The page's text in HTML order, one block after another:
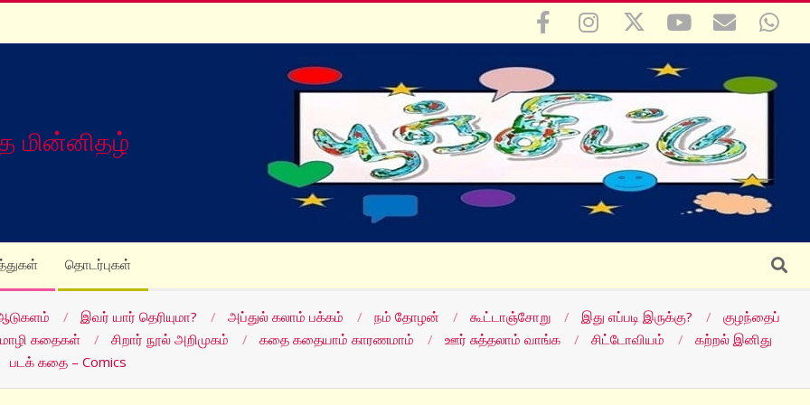
மின்னிதழ்
தொடர்புகள் Search
இவர் யார் தெரியுமா? அப்துல் கலாம் பக்கம் நம் தோழன் கூட்டாஞ்சோறு இது எப்படி இருக்கு?
குழந்தைப்
கதைகள் சிறார் நூல் அறிமுகம் கதை கதையாம் காரணமாம் ஊர் சுத்தலாம் வாங்க சிட்டோவியம்
கற்றல் இனிது
படக் கதை – Comics